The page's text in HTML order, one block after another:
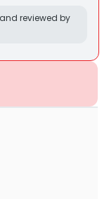
reviewed by